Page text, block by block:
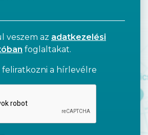
veszem az adatkezelési
foglaltakat.
a hírlevélre